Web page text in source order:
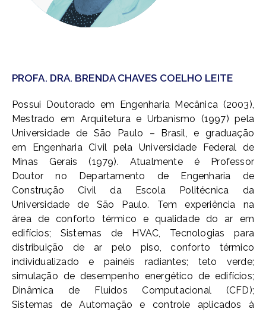
PROFA. DRA. BRENDA CHAVES COELHO LEITE
Possui Doutorado em Engenharia Mecânica (2003),
Mestrado em Arquitetura e Urbanismo (1997) pela
Universidade de São Paulo – Brasil, e graduação
em Engenharia Civil pela Universidade Federal de
Minas Gerais (1979). Atualmente é Professor
Doutor no Departamento de Engenharia de
Construção Civil da Escola Politécnica da
Universidade de São Paulo. Tem experiência na
área de conforto térmico e qualidade do ar em
edifícios; Sistemas de HVAC, Tecnologias para
distribuição de ar pelo piso, conforto térmico
individualizado e painéis radiantes; teto verde;
simulação de desempenho energético de edifícios;
Dinâmica de Fluidos Computacional (CFD);
Sistemas de Automação e controle aplicados à